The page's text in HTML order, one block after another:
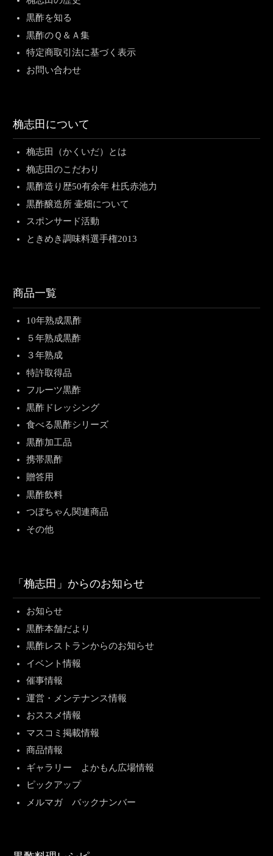
黒酢を知る
黒酢のＱ＆Ａ集
特定商取引法に基づく表示
お問い合わせ
桷志田について
桷志田（かくいだ）とは
桷志田のこだわり
黒酢造り歴50有余年 杜氏赤池力
黒酢醸造所 壷畑について
スポンサード活動
ときめき調味料選手権2013
商品一覧
10年熟成黒酢
５年熟成黒酢
３年熟成
特許取得品
フルーツ黒酢
黒酢ドレッシング
食べる黒酢シリーズ
黒酢加工品
携帯黒酢
贈答用
黒酢飲料
つぼちゃん関連商品
その他
「桷志田」からのお知らせ
お知らせ
黒酢本舗だより
黒酢レストランからのお知らせ
イベント情報
催事情報
運営・メンテナンス情報
おススメ情報
マスコミ掲載情報
商品情報
ギャラリー よかもん広場情報
ピックアップ
メルマガ バックナンバー